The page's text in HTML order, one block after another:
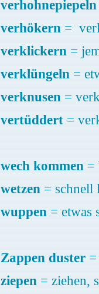
verhohnepiepeln
verhökern =
verklickern =
verklüngeln =
verknusen =
vertüddert =
wech kommen =
wetzen = schnell
wuppen = etwas
Zappen duster
ziepen = ziehen,